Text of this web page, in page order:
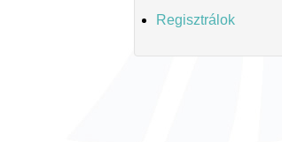
Regisztrálok